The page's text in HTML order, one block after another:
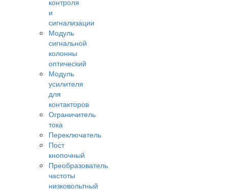
контроля
и
сигнализации
Модуль
сигнальной
колонны
оптический
Модуль
усилителя
для
контакторов
Ограничитель
тока
Переключатель
Пост
кнопочный
Преобразователь
частоты
низковольтный